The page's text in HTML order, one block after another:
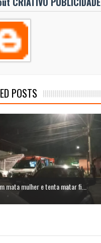
POSTS
mata mulher e tenta matar fi...